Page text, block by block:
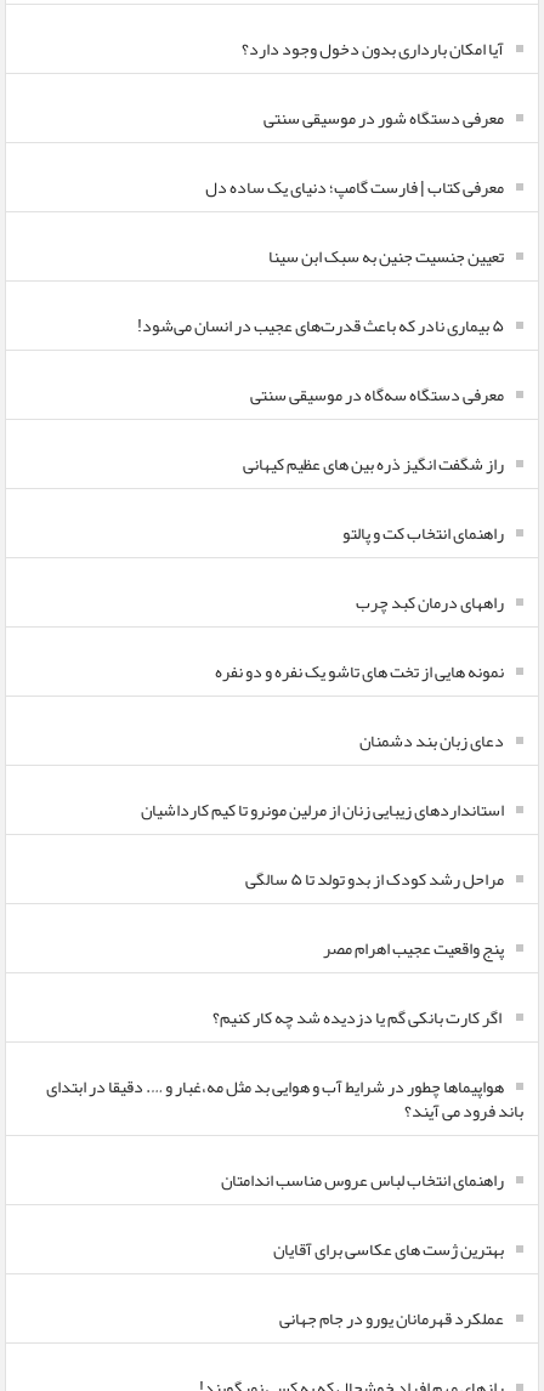
آیا امکان بارداری بدون دخول وجود دارد؟
معرفی دستگاه شور در موسیقی سنتی
معرفی کتاب | فارست گامپ؛ دنیای یک ساده دل
تعیین جنسیت جنین به سبک ابن سینا
۵ بیماری نادر که باعث قدرت‌های عجیب در انسان می‌شود!
معرفی دستگاه سه‌گاه در موسیقی سنتی
راز شگفت انگیز ذره بین های عظیم کیهانی
راهنمای انتخاب کت و پالتو
راههای درمان کبد چرب
نمونه هایی از تخت های تاشو یک نفره و دو نفره
دعای زبان بند دشمنان
استانداردهای زیبایی زنان از مرلین مونرو تا کیم کارداشیان
مراحل رشد کودک از بدو تولد تا ۵ سالگی
پنج واقعیت عجیب اهرام مصر
اگر کارت بانکی گم یا دزدیده شد چه کار کنیم؟
هواپیماها چطور در شرایط آب و هوایی بد مثل مه،غبار و …. دقیقا در ابتدای
باند فرود می آیند؟
راهنمای انتخاب لباس عروس مناسب اندامتان
بهترین ژست های عکاسی برای آقایان
عملکرد قهرمانان یورو در جام جهانی